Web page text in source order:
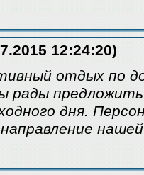
12:24:20)
отдых по
рады
дня.